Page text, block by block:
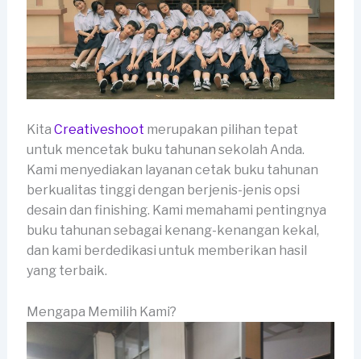
Kita Creativeshoot merupakan pilihan tepat
untuk mencetak buku tahunan sekolah Anda.
Kami menyediakan layanan cetak buku tahunan
berkualitas tinggi dengan berjenis-jenis opsi
desain dan finishing. Kami memahami pentingnya
buku tahunan sebagai kenang-kenangan kekal,
dan kami berdedikasi untuk memberikan hasil
yang terbaik.
Mengapa Memilih Kami?